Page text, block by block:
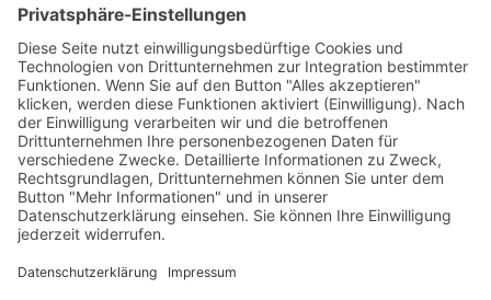
Bärbel Bas
Mitglied des Deutschen Bundestages
Presse & Downloads
Pressemitteilungen
Pressefotos
BASis Info
Newsletter-Abo
Rechenschaftsflyer